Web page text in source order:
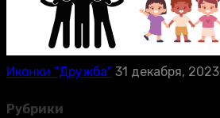
Иконки “Дружба” 31 декабря, 2023
Рубрики